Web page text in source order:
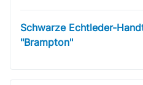
Schwarze Echtleder-
"Brampton"